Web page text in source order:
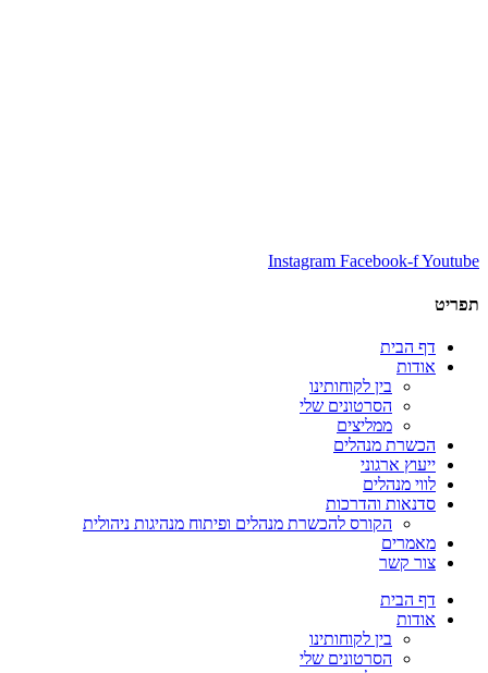
Instagram Facebook-f
דף הבית
אודות
בין לקוחותינו
הסרטונים שלי
ממליצים
הכשרת מנהלים
ייעוץ ארגוני
לווי מנהלים
סדנאות והדרכות
הקורס להכשרת מנהלים ופיתוח מנהיגות ניהולית
מאמרים
צור קשר
דף הבית
אודות
בין לקוחותינו
הסרטונים שלי